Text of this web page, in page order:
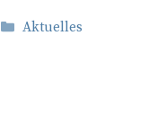
Kategorien
Aktuelles